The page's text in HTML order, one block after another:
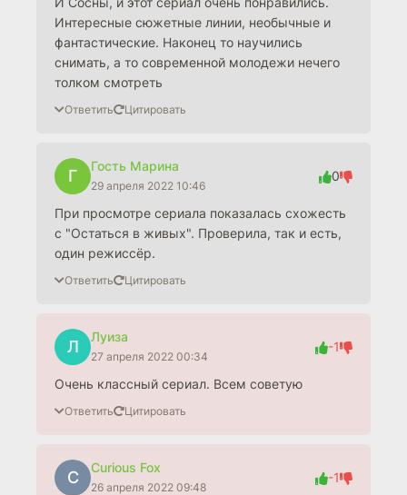
Интересные сюжетные линии, необычные и
фантастические. Наконец то научились
снимать, а то современной молодежи нечего
толком смотреть
Ответить Цитировать
Г
Гость Марина
29 апреля 2022 10:46
0
При просмотре сериала показалась схожесть
с "Остаться в живых". Проверила, так и есть,
один режиссёр.
Ответить Цитировать
Л
Луиза
27 апреля 2022 00:34
-1
Очень классный сериал. Всем советую
Ответить Цитировать
C
Curious Fox
26 апреля 2022 09:48
-1